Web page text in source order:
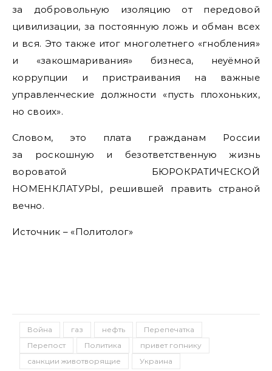
за добровольную изоляцию от передовой
цивилизации, за постоянную ложь и обман всех
и вся. Это также итог многолетнего «гнобления»
и «закошмаривания» бизнеса, неуёмной
коррупции и пристраивания на важные
управленческие должности «пусть плохоньких,
но своих».
Словом, это плата гражданам России
за роскошную и безответственную жизнь
вороватой БЮРОКРАТИЧЕСКОЙ
НОМЕНКЛАТУРЫ, решившей править страной
вечно.
Источник – «Политолог»
Война газ нефть
Перепечатка
Перепост
Политика
привет гопнику
санкции животворящие
Украина